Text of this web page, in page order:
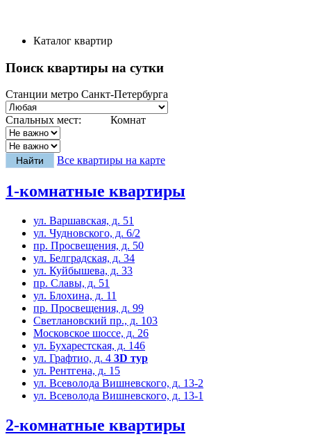
Каталог квартир
Поиск квартиры на сутки
Станции метро Санкт-Петербурга
Спальных мест: Комнат
Все квартиры на карте
1-комнатные квартиры
ул. Варшавская, д. 51
ул. Чудновского, д. 6/2
пр. Просвещения, д. 50
ул. Белградская, д. 34
ул. Куйбышева, д. 33
пр. Славы, д. 51
ул. Блохина, д. 11
пр. Просвещения, д. 99
Светлановский пр., д. 103
Московское шоссе, д. 26
ул. Бухарестская, д. 146
ул. Графтио, д. 4 3D тур
ул. Рентгена, д. 15
ул. Всеволода Вишневского, д. 13-2
ул. Всеволода Вишневского, д. 13-1
2-комнатные квартиры